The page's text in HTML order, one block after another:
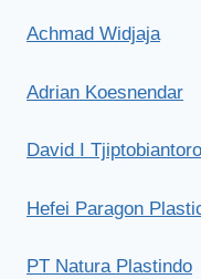
Achmad Widjaja
Adrian Koesnendar
David I Tjiptobiantoro
Hefei Paragon
PT Natura Plastindo